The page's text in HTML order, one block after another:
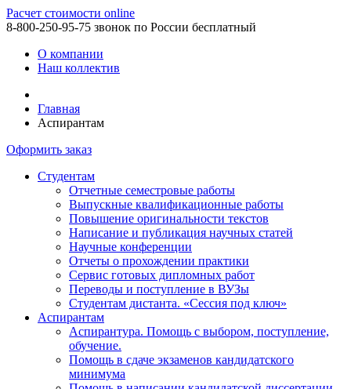
Расчет стоимости online
8-800-250-95-75 звонок по России бесплатный
О компании
Наш коллектив
Главная
Аспирантам
Оформить заказ
Студентам
Отчетные семестровые работы
Выпускные квалификационные работы
Повышение оригинальности текстов
Написание и публикация научных статей
Научные конференции
Отчеты о прохождении практики
Сервис готовых дипломных работ
Переводы и поступление в ВУЗы
Студентам дистанта. «Сессия под ключ»
Аспирантам
Аспирантура. Помощь с выбором, поступление,
обучение.
Помощь в сдаче экзаменов кандидатского
минимума